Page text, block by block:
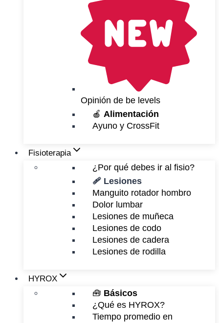
Opinión de be levels
🍎 Alimentación
Ayuno y CrossFit
Fisioterapia
¿Por qué debes ir al fisio?
🩹 Lesiones
Manguito rotador hombro
Dolor lumbar
Lesiones de muñeca
Lesiones de codo
Lesiones de cadera
Lesiones de rodilla
HYROX
🧰 Básicos
¿Qué es HYROX?
Tiempo promedio en